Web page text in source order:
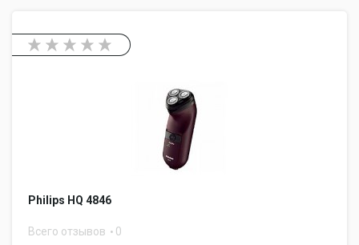
Philips HQ 4846
Всего отзывов 0